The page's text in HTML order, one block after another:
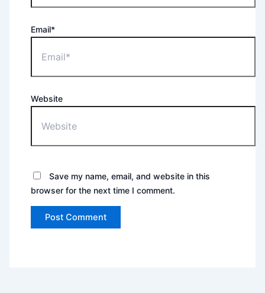
Email*
Website
Save my name, email, and website in this
browser for the next time I comment.